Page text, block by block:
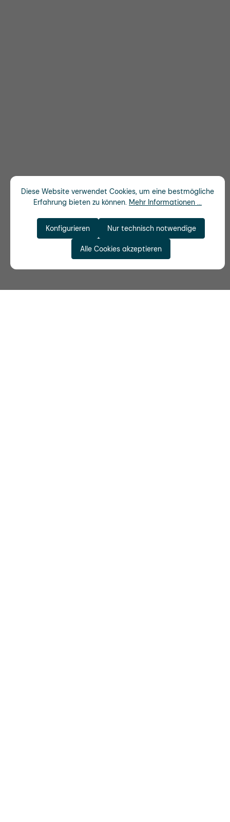
Diese Website verwendet Cookies, um eine bestmögliche
Erfahrung bieten zu können. Mehr Informationen ...
Nur technisch notwendige
Konfigurieren
Alle Cookies akzeptieren